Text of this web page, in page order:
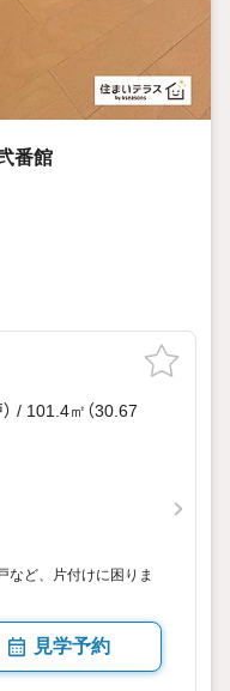
番館
/ 101.4㎡（30.67
など、片付けに困りま
見学予約